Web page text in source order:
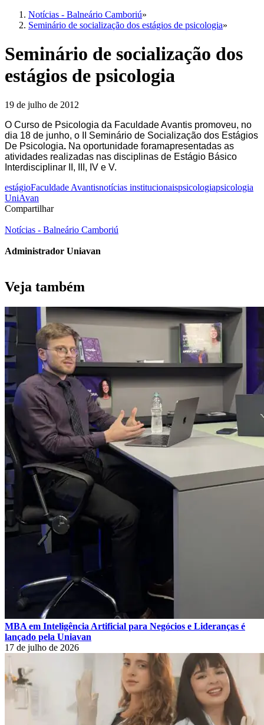
Notícias - Balneário Camboriú»
Seminário de socialização dos estágios de psicologia»
Seminário de socialização dos
estágios de psicologia
19 de julho de 2012
O Curso de Psicologia da Faculdade Avantis promoveu, no
dia 18 de junho, o II Seminário de Socialização dos Estágios
De Psicologia. Na oportunidade foramapresentadas as
atividades realizadas nas disciplinas de Estágio Básico
Interdisciplinar II, III, IV e V.
estágioFaculdade Avantisnotícias institucionaispsicologiapsicologia
UniAvan
Compartilhar
Notícias - Balneário Camboriú
Administrador Uniavan
Veja também
MBA em Inteligência Artificial para Negócios e Lideranças é
lançado pela Uniavan
17 de julho de 2026